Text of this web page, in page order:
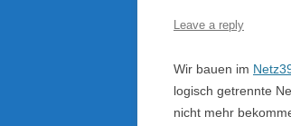
Leave a reply
Wir bauen im
logisch getrennte
nicht mehr